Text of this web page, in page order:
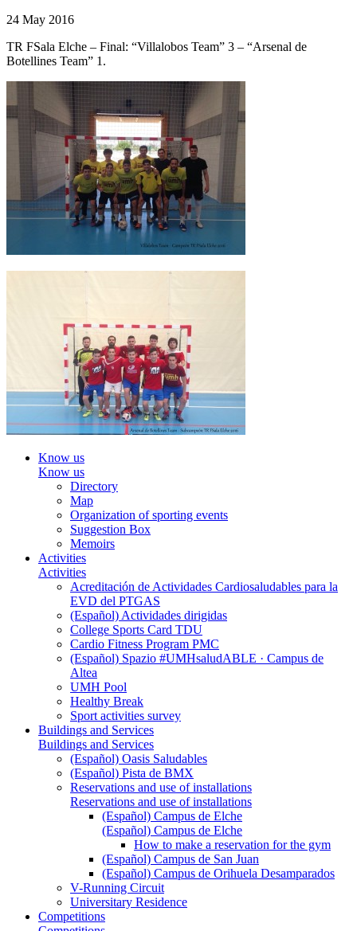
24 May 2016
TR FSala Elche – Final: “Villalobos Team” 3 – “Arsenal de
Botellines Team” 1.
Know us
Know us
Directory
Map
Organization of sporting events
Suggestion Box
Memoirs
Activities
Activities
Acreditación de Actividades Cardiosaludables para la
EVD del PTGAS
(Español) Actividades dirigidas
College Sports Card TDU
Cardio Fitness Program PMC
(Español) Spazio #UMHsaludABLE · Campus de
Altea
UMH Pool
Healthy Break
Sport activities survey
Buildings and Services
Buildings and Services
(Español) Oasis Saludables
(Español) Pista de BMX
Reservations and use of installations
Reservations and use of installations
(Español) Campus de Elche
(Español) Campus de Elche
How to make a reservation for the gym
(Español) Campus de San Juan
(Español) Campus de Orihuela Desamparados
V-Running Circuit
Universitary Residence
Competitions